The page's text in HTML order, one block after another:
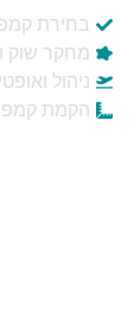
בחירת
מחקר שוק
ניהול
הקמת